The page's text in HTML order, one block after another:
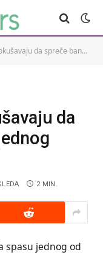
bankrot još jednog velikog investitora
da
2 MIN.
spasu jednog od